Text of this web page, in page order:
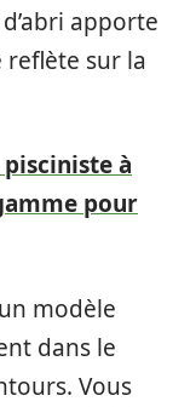
apporte
reflète sur la
à
pour
modèle
dans le
Vous